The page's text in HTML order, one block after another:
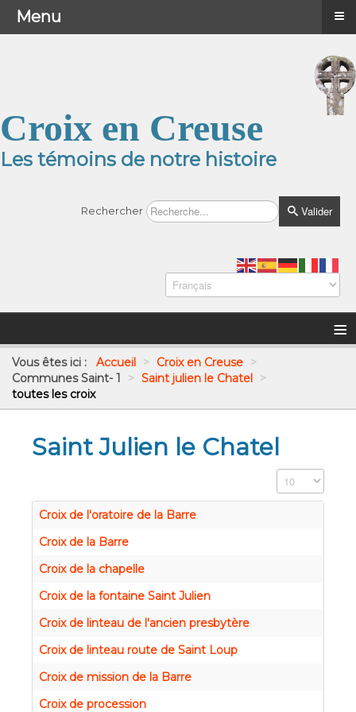
Croix en Creuse
Les témoins de notre histoire
Rechercher Valider
≡
Vous êtes ici : Accueil > Croix en Creuse >
Communes Saint- 1
> Saint julien le Chatel
>
toutes les croix
Saint Julien le Chatel
Affichage #
Croix de l'oratoire de la Barre
Croix de la Barre
Croix de la chapelle
Croix de la fontaine Saint Julien
Croix de linteau de l'ancien presbytère
Croix de linteau route de Saint Loup
Croix de mission de la Barre
Croix de procession
Menu ≡
Menu ≡